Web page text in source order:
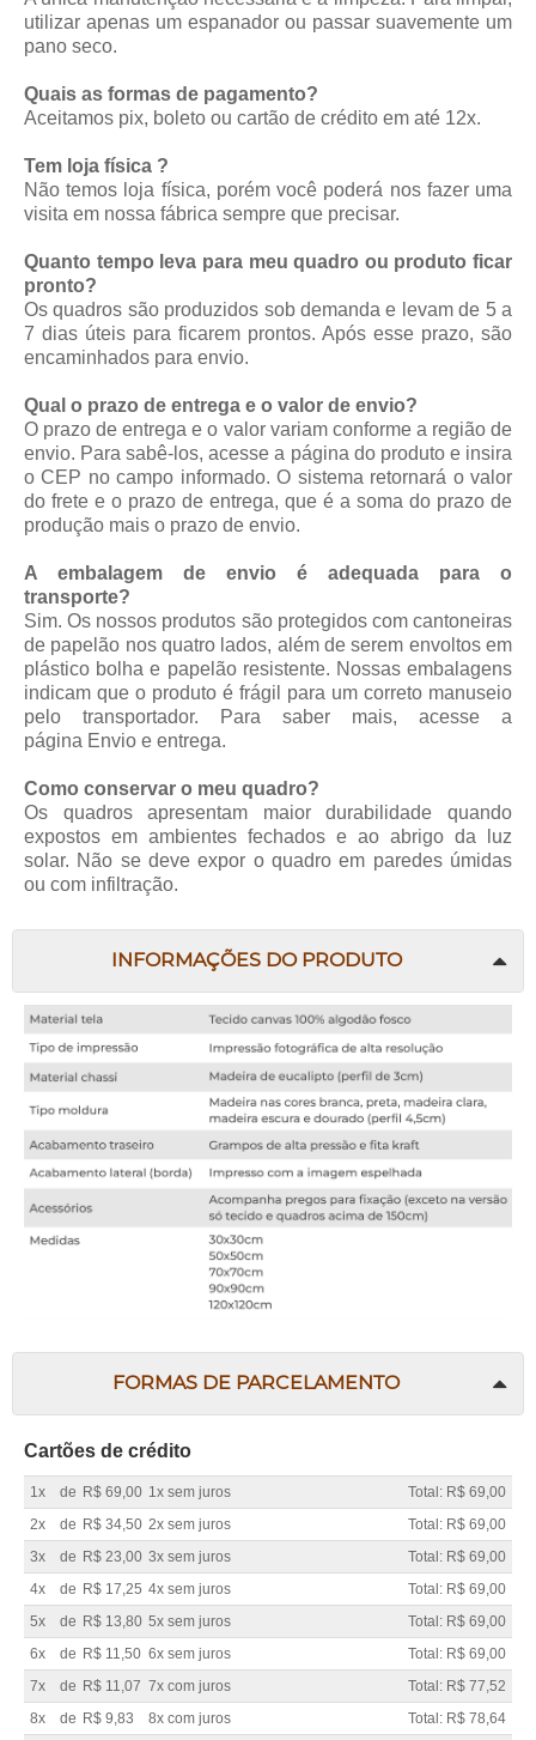
utilizar apenas um espanador ou passar suavemente um
pano seco.
Quais as formas de pagamento?
Aceitamos pix, boleto ou cartão de crédito em até 12x.
Tem loja física ?
Não temos loja física, porém você poderá nos fazer uma
visita em nossa fábrica sempre que precisar.
Quanto tempo leva para meu quadro ou produto ficar
pronto?
Os quadros são produzidos sob demanda e levam de 5 a
7 dias úteis para ficarem prontos. Após esse prazo, são
encaminhados para envio.
Qual o prazo de entrega e o valor de envio?
O prazo de entrega e o valor variam conforme a região de
envio. Para sabê-los, acesse a página do produto e insira
o CEP no campo informado. O sistema retornará o valor
do frete e o prazo de entrega, que é a soma do prazo de
produção mais o prazo de envio.
A embalagem de envio é adequada para o
transporte?
Sim. Os nossos produtos são protegidos com cantoneiras
de papelão nos quatro lados, além de serem envoltos em
plástico bolha e papelão resistente. Nossas embalagens
indicam que o produto é frágil para um correto manuseio
pelo transportador. Para saber mais, acesse a
página Envio e entrega.
Como conservar o meu quadro?
Os quadros apresentam maior durabilidade quando
expostos em ambientes fechados e ao abrigo da luz
solar. Não se deve expor o quadro em paredes úmidas
ou com infiltração.
INFORMAÇÕES DO PRODUTO
FORMAS DE PARCELAMENTO
Cartões de crédito
1x de R$ 69,00 1x sem juros
Total: R$ 69,00
2x
de R$ 34,50 2x sem juros
Total: R$ 69,00
3x
de R$ 23,00 3x sem juros
Total: R$ 69,00
4x
de R$ 17,25 4x sem juros
Total: R$ 69,00
5x
de R$ 13,80 5x sem juros
Total: R$ 69,00
6x
de R$ 11,50 6x sem juros
Total: R$ 69,00
7x
de R$ 11,07 7x com juros
Total: R$ 77,52
8x
de R$ 9,83 8x com juros
Total: R$ 78,64